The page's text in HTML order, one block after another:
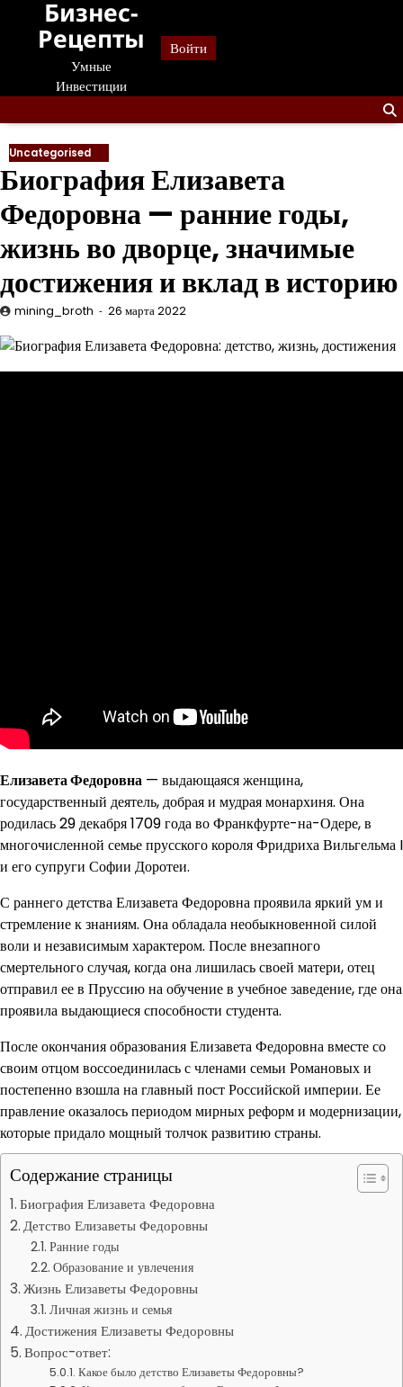
Перейти
содержанию
Бизнес-
Рецепты
Умные
Инвестиции
Войти
Uncategorised
Биография Елизавета
Федоровна — ранние годы,
жизнь во дворце, значимые
достижения и вклад в историю
mining_broth 26 марта 2022
Елизавета Федоровна — выдающаяся женщина,
государственный деятель, добрая и мудрая монархиня. Она
родилась 29 декабря 1709 года во Франкфурте-на-Одере, в
многочисленной семье прусского короля Фридриха Вильгельма I
и его супруги Софии Доротеи.
С раннего детства Елизавета Федоровна проявила яркий ум и
стремление к знаниям. Она обладала необыкновенной силой
воли и независимым характером. После внезапного
смертельного случая, когда она лишилась своей матери, отец
отправил ее в Пруссию на обучение в учебное заведение, где она
проявила выдающиеся способности студента.
После окончания образования Елизавета Федоровна вместе со
своим отцом воссоединилась с членами семьи Романовых и
постепенно взошла на главный пост Российской империи. Ее
правление оказалось периодом мирных реформ и модернизации,
которые придало мощный толчок развитию страны.
Содержание страницы
Биография Елизавета Федоровна
Детство Елизаветы Федоровны
Ранние годы
Образование и увлечения
Жизнь Елизаветы Федоровны
Личная жизнь и семья
Достижения Елизаветы Федоровны
Вопрос-ответ:
Какое было детство Елизаветы Федоровны?